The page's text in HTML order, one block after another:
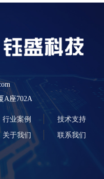
A座702A
行业案例 技术支持
关于我们 联系我们